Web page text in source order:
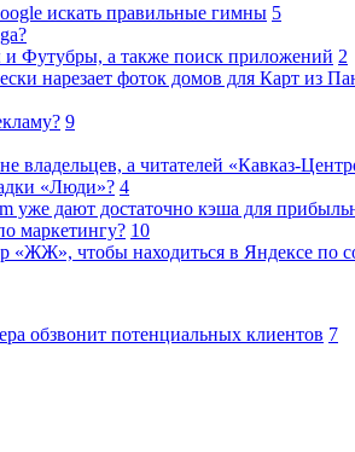
искать правильные гимны 5
Футубры, а также поиск приложений 2
нарезает фоток домов для Карт из
9
владельцев, а читателей «Кавказ-
«Люди»? 4
уже дают достаточно кэша для
маркетингу? 10
«ЖЖ», чтобы находиться в Яндексе по
обзвонит потенциальных клиентов 7